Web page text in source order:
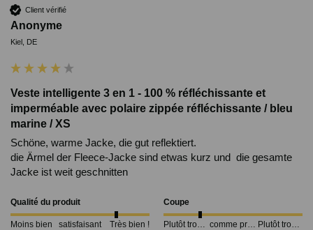
Client vérifié
Anonyme
Kiel, DE
Veste intelligente 3 en 1 - 100 % réfléchissante et
imperméable avec polaire zippée réfléchissante / bleu
marine / XS
Schöne, warme Jacke, die gut reflektiert.
die Ärmel der Fleece-Jacke sind etwas kurz und  die gesamte
Jacke ist weit geschnitten
Qualité du produit
Moins bien satisfaisant Très bien !
Coupe